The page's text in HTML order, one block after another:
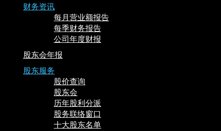
财务资讯
每月营业额报告
每季财务报告
公司年度财报
股东会年报
股东服务
股价查询
股东会
历年股利分派
股务联络窗口
十大股东名单